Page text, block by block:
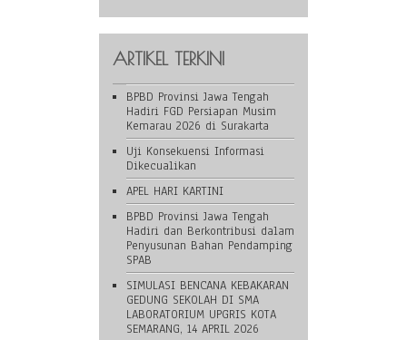
ARTIKEL TERKINI
BPBD Provinsi Jawa Tengah
Hadiri FGD Persiapan Musim
Kemarau 2026 di Surakarta
Uji Konsekuensi Informasi
Dikecualikan
APEL HARI KARTINI
BPBD Provinsi Jawa Tengah
Hadiri dan Berkontribusi dalam
Penyusunan Bahan Pendamping
SPAB
SIMULASI BENCANA KEBAKARAN
GEDUNG SEKOLAH DI SMA
LABORATORIUM UPGRIS KOTA
SEMARANG, 14 APRIL 2026